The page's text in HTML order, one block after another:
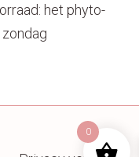
het phyto-
0